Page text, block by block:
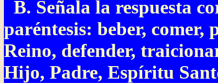
B. Señala la respuesta
paréntesis: beber,
Reino, defender,
Hijo, Padre, Espíritu